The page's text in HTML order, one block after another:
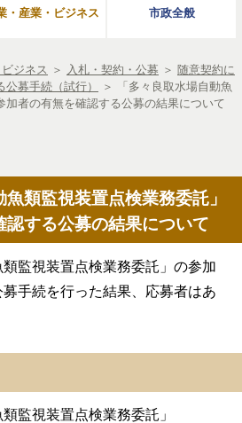
・産業・ビジネス 市政全般
ジネス ＞ 入札・契約・公募 ＞ 随意契約に
募手続（試行）
＞
「多々良取水場自動魚
加者の有無を確認する公募の結果について
魚類監視装置点検業務委託」
認する公募の結果について
類監視装置点検業務委託」の参加
手続を行った結果、応募者はあ
監視装置点検業務委託」